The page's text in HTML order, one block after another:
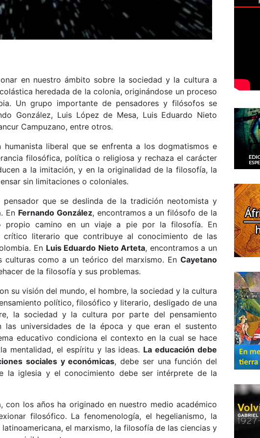
en nuestro ámbito sobre la sociedad y la cultura a
heredada de la colonia, originándose un proceso
Un grupo importante de pensadores y filósofos se
González, Luis López de Mesa, Luis Eduardo Nieto
Campuzano, entre otros.
humanista liberal que se enfrenta a los dogmatismos e
filosófica, política o religiosa y rechaza el carácter
a la imitación, y en la originalidad de la filosofía, la
sin limitaciones o coloniales.
que se deslinda de la tradición neotomista y
En Fernando González, encontramos a un filósofo de la
propio camino en un viaje a pie por la filosofía. En
crítico literario que contribuye al conocimiento de las
En Luis Eduardo Nieto Arteta, encontramos a un
como a un teórico del marxismo. En Cayetano
de la filosofía y sus problemas.
su visión del mundo, el hombre, la sociedad y la cultura
político, filosófico y literario, desligado de una
la sociedad y la cultura por parte del pensamiento
las universidades de la época y que eran el sustento
educativo condiciona el contexto en la cual se hace
mentalidad, el espíritu y las ideas. La educación debe
sociales y económicas, debe ser una función del
la iglesia y el conocimiento debe ser intérprete de la
los años ha originado en nuestro medio académico
filosófico. La fenomenología, el hegelianismo, la
el marxismo, la filosofía de las ciencias y